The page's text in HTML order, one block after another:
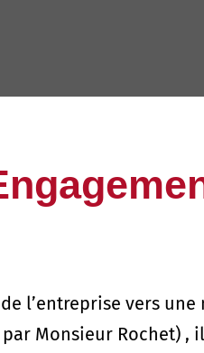
l’entreprise vers une
Monsieur Rochet) ,